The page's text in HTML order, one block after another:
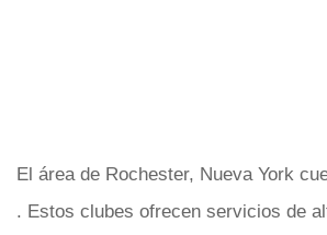
El área de Rochester, Nueva York
. Estos clubes ofrecen servicios de